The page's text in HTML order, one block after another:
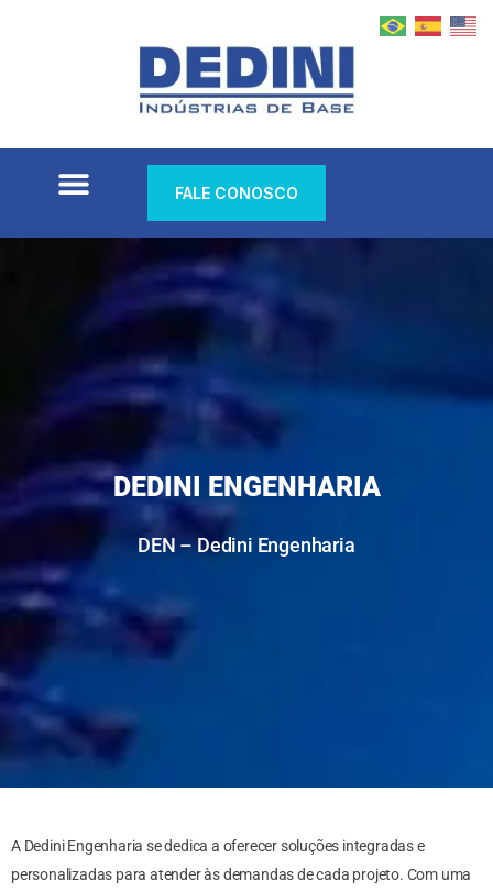
FALE CONOSCO
DEDINI ENGENHARIA
DEN – Dedini Engenharia
A Dedini Engenharia se dedica a oferecer soluções integradas e
personalizadas para atender às demandas de cada projeto. Com uma